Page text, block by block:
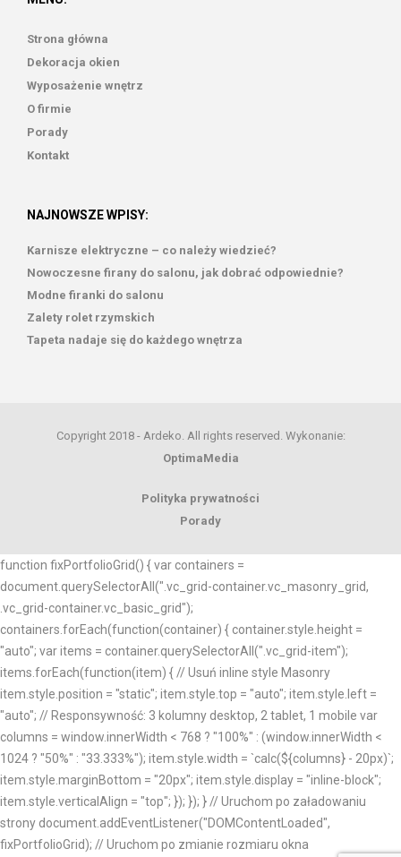
Strona główna
Dekoracja okien
Wyposażenie wnętrz
O firmie
Porady
Kontakt
NAJNOWSZE WPISY:
Karnisze elektryczne – co należy wiedzieć?
Nowoczesne firany do salonu, jak dobrać odpowiednie?
Modne firanki do salonu
Zalety rolet rzymskich
Tapeta nadaje się do każdego wnętrza
Copyright 2018 - Ardeko. All rights reserved. Wykonanie:
OptimaMedia
Polityka prywatności
Porady
function fixPortfolioGrid() { var containers =
document.querySelectorAll(".vc_grid-container.vc_masonry_grid,
.vc_grid-container.vc_basic_grid");
containers.forEach(function(container) { container.style.height =
"auto"; var items = container.querySelectorAll(".vc_grid-item");
items.forEach(function(item) { // Usuń inline style Masonry
item.style.position = "static"; item.style.top = "auto"; item.style.left =
"auto"; // Responsywność: 3 kolumny desktop, 2 tablet, 1 mobile var
columns = window.innerWidth < 768 ? "100%" : (window.innerWidth <
1024 ? "50%" : "33.333%"); item.style.width = `calc(${columns} - 20px)`;
item.style.marginBottom = "20px"; item.style.display = "inline-block";
item.style.verticalAlign = "top"; }); }); } // Uruchom po załadowaniu
strony document.addEventListener("DOMContentLoaded",
fixPortfolioGrid); // Uruchom po zmianie rozmiaru okna